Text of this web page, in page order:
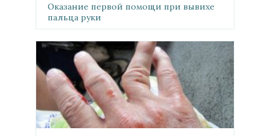
Оказание первой помощи при вывихе
пальца руки